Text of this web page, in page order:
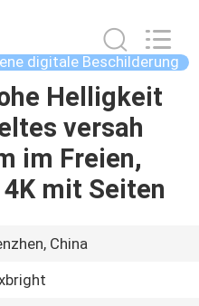
digitale Beschilderung
Helligkeit
versah
im Freien,
mit Seiten
China